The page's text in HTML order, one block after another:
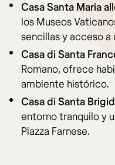
Casa Santa Maria
los Museos
sencillas y acceso a
Casa di Santa
Romano, ofrece
ambiente histórico.
Casa di Santa
entorno tranquilo y
Piazza Farnese.